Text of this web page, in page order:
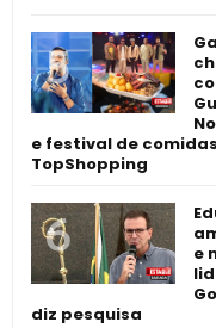
e festival de
TopShopping
e
diz pesquisa